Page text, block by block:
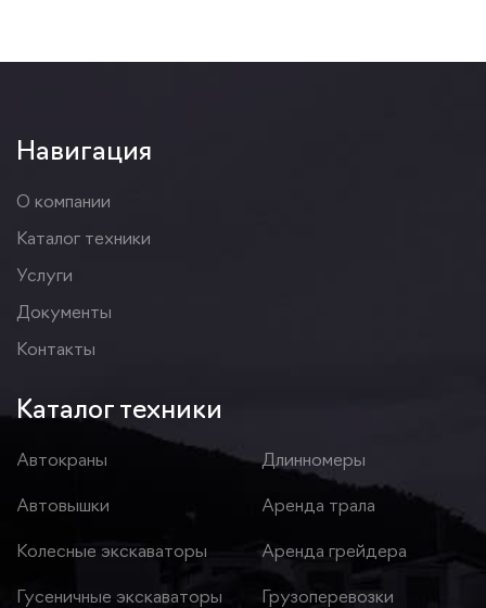
Навигация
О компании
Каталог техники
Услуги
Документы
Контакты
Каталог техники
Автокраны
Автовышки
Колесные экскаваторы
Гусеничные экскаваторы
Длинномеры
Аренда трала
Аренда грейдера
Грузоперевозки